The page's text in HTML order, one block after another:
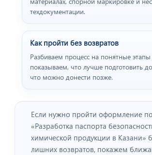
техдокументации.
Как пройти без возвратов
Разбиваем процесс на понятные
показываем, что лучше подготовить
что можно донести позже.
Если нужно пройти оформление
«Разработка паспорта
химической продукции в Казани»
лишних возвратов, покажем